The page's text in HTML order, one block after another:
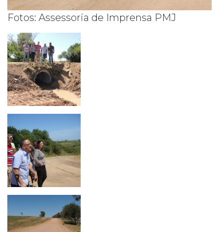
Fotos: Assessoria de Imprensa PMJ